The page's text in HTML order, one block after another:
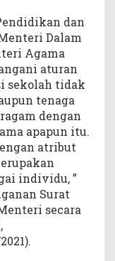
dan
Dalam
Agama
aturan
sekolah tidak
tenaga
dengan
apapun itu.
atribut
individu, ”
Surat
secara